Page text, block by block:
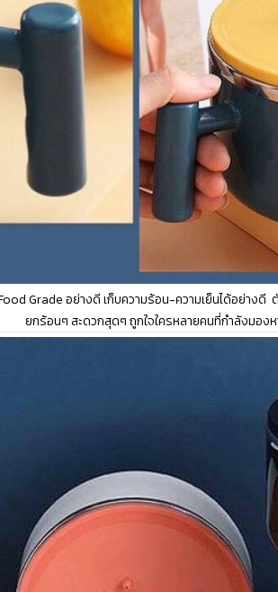
Grade อย่างดี เก็บความร้อน-ความเย็นได้อย่าง
ยกร้อนๆ สะดวกสุดๆ ถูกใจใครหลายคนที่กำลังมองห